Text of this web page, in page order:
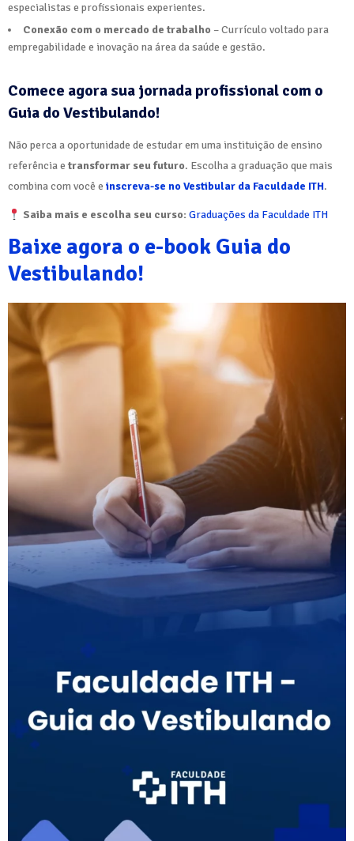
especialistas e profissionais experientes.
Conexão com o mercado de trabalho – Currículo voltado para
empregabilidade e inovação na área da saúde e gestão.
Comece agora sua jornada profissional com o
Guia do Vestibulando!
Não perca a oportunidade de estudar em uma instituição de ensino
referência e transformar seu futuro. Escolha a graduação que mais
combina com você e inscreva-se no Vestibular da Faculdade ITH.
Saiba mais e escolha seu curso:Graduações da Faculdade ITH
Baixe agora o e-book Guia do
Vestibulando!